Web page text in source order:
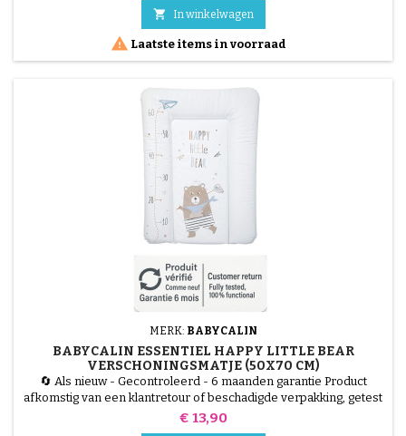
hygiënische oplossing voor de babykamer. Dankzij het Twist
&amp; Click-mechanisme is elke luier afzonderlijk verpakt in...
 In winkelwagen
 Laatste items in voorraad
MERK: BABYCALIN
BABYCALIN ESSENTIEL HAPPY LITTLE BEAR
VERSCHONINGSMATJE (50X70 CM)
🔄 Als nieuw - Gecontroleerd - 6 maanden garantie Product
afkomstig van een klantretour of beschadigde verpakking, getest
door onze technici en 100% functioneel. Het BABYCALIN
Prijs
€ 13,90